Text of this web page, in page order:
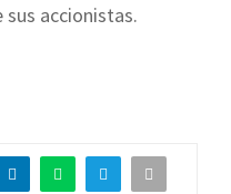
accionistas.